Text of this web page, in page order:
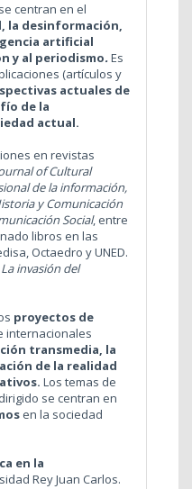
centran en el
la desinformación,
artificial
y al periodismo.Es
(artículos y
actuales de
de la
actual.
en revistas
of Cultural
de la información,
y Comunicación
Social, entre
libros en las
Octaedro y UNED.
La invasión del
proyectos de
internacionales
transmedia, la
de la realidad
Los temas de
se centran en
en la sociedad
en la
Rey Juan Carlos.